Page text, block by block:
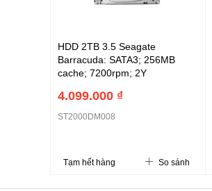
HDD 2TB 3.5 Seagate
Barracuda: SATA3; 256MB
cache; 7200rpm; 2Y
4.099.000 ₫
ST2000DM008
Tạm hết hàng So sánh